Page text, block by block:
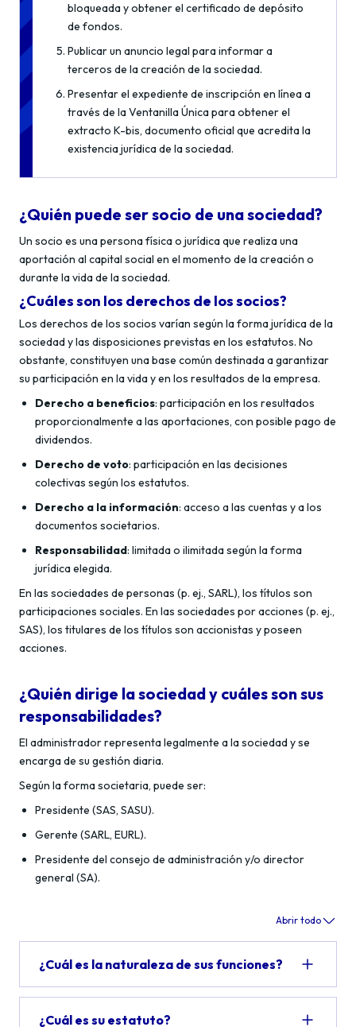
bloqueada y obtener el certificado de depósito
de fondos.
Publicar un anuncio legal para informar a
terceros de la creación de la sociedad.
Presentar el expediente de inscripción en línea a
través de la Ventanilla Única para obtener el
extracto K-bis, documento oficial que acredita la
existencia jurídica de la sociedad.
¿Quién puede ser socio de una sociedad?
Un socio es una persona física o jurídica que realiza una
aportación al capital social en el momento de la creación o
durante la vida de la sociedad.
¿Cuáles son los derechos de los socios?
Los derechos de los socios varían según la forma jurídica de la
sociedad y las disposiciones previstas en los estatutos. No
obstante, constituyen una base común destinada a garantizar
su participación en la vida y en los resultados de la empresa.
Derecho a beneficios: participación en los resultados
proporcionalmente a las aportaciones, con posible pago de
dividendos.
Derecho de voto: participación en las decisiones
colectivas según los estatutos.
Derecho a la información: acceso a las cuentas y a los
documentos societarios.
Responsabilidad: limitada o ilimitada según la forma
jurídica elegida.
En las sociedades de personas (p. ej., SARL), los títulos son
participaciones sociales. En las sociedades por acciones (p. ej.,
SAS), los titulares de los títulos son accionistas y poseen
acciones.
¿Quién dirige la sociedad y cuáles son sus
responsabilidades?
El administrador representa legalmente a la sociedad y se
encarga de su gestión diaria.
Según la forma societaria, puede ser:
Presidente (SAS, SASU).
Gerente (SARL, EURL).
Presidente del consejo de administración y/o director
general (SA).
Abrir todo
¿Cuál es la naturaleza de sus funciones?
¿Cuál es su estatuto?